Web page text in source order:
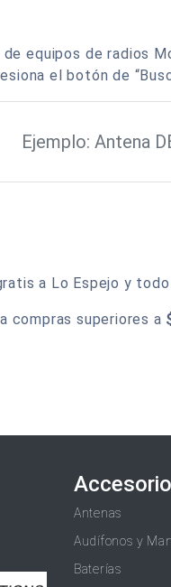
equipos de radios
el botón de
a Lo Espejo y
compras superiores a
Antenas
Audífonos y
Baterías